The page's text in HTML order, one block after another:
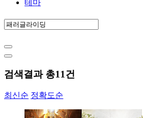
테마
검색결과 총11건
최신순 정확도순